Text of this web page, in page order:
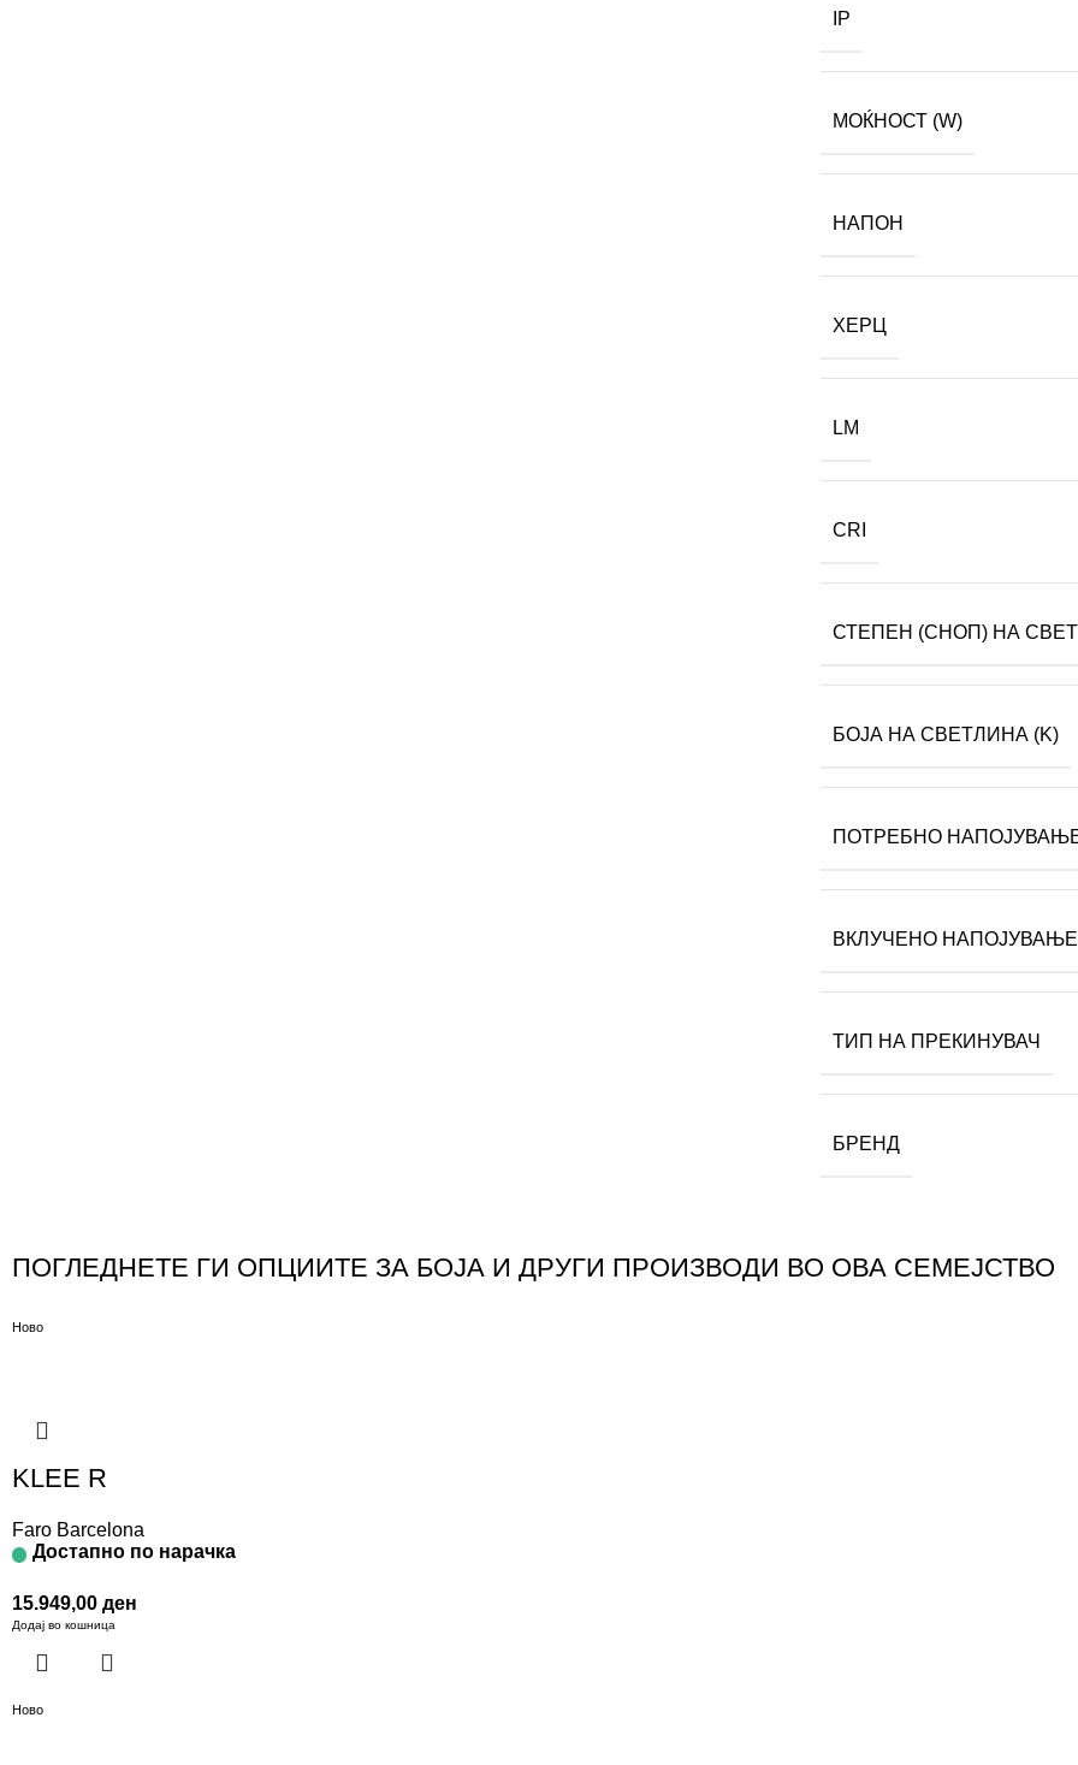
IP
МОЌНОСТ (W)
НАПОН
ХЕРЦ
LM
CRI
СТЕПЕН (СНОП) НА
БОЈА НА СВЕТЛИНА (K)
ПОТРЕБНО
ВКЛУЧЕНО НАПОЈУВАЊЕ
ТИП НА ПРЕКИНУВАЧ
БРЕНД
ПОГЛЕДНЕТЕ ГИ ОПЦИИТЕ ЗА БОЈА И ДРУГИ ПРОИЗВОДИ ВО ОВА СЕМЕЈСТВО
Ново
KLEE R
Faro Barcelona
Достапно по нарачка
15.949,00 ден
Додај во кошница
Ново